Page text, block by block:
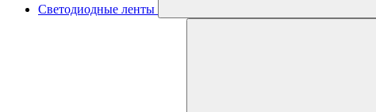
Светодиодные ленты